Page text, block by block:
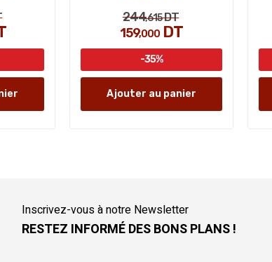
244,615DT
159,000 DT
-35%
Ajouter au panier
Inscrivez-vous à notre Newsletter
RESTEZ INFORMÉ DES BONS PLANS !